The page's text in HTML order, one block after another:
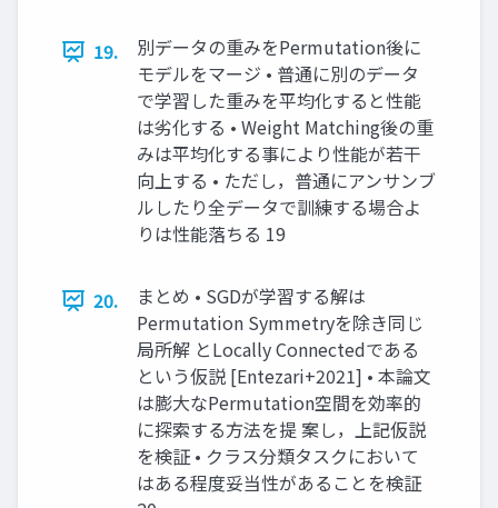
19.
別データの重みをPermutation後に
モデルをマージ • 普通に別のデータ
で学習した重みを平均化すると性能
は劣化する • Weight Matching後の重
みは平均化する事により性能が若干
向上する • ただし，普通にアンサンブ
ルしたり全データで訓練する場合よ
りは性能落ちる 19
20.
まとめ • SGDが学習する解は
Permutation Symmetryを除き同じ
局所解 とLocally Connectedである
という仮説 [Entezari+2021] • 本論文
は膨大なPermutation空間を効率的
に探索する方法を提 案し，上記仮説
を検証 • クラス分類タスクにおいて
はある程度妥当性があることを検証